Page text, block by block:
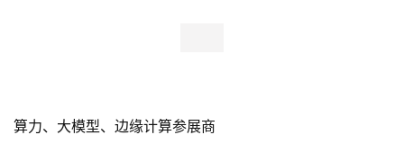
算力、大模型、边缘计算参展商